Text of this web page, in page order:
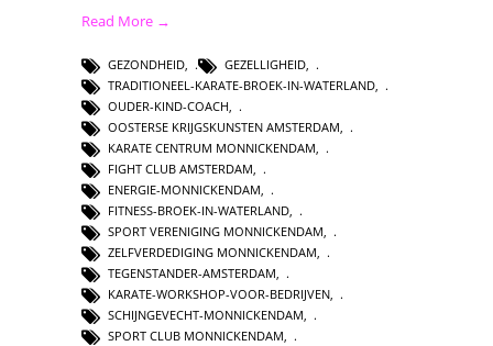
Read More →
GEZONDHEID GEZELLIGHEID
TRADITIONEEL-KARATE-BROEK-IN-WATERLAND
OUDER-KIND-COACH
OOSTERSE KRIJGSKUNSTEN AMSTERDAM
KARATE CENTRUM MONNICKENDAM
FIGHT CLUB AMSTERDAM
ENERGIE-MONNICKENDAM
FITNESS-BROEK-IN-WATERLAND,
SPORT VERENIGING MONNICKENDAM,
ZELFVERDEDIGING MONNICKENDAM,
TEGENSTANDER-AMSTERDAM,
KARATE-WORKSHOP-VOOR-BEDRIJVEN,
SCHIJNGEVECHT-MONNICKENDAM,
SPORT CLUB MONNICKENDAM,